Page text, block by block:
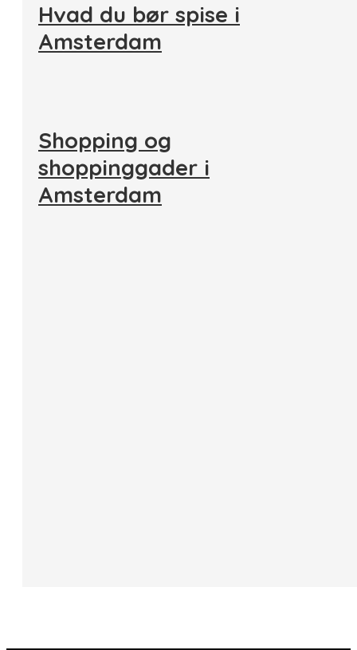
Hvad du bør spise i
Amsterdam
Shopping og
shoppinggader i
Amsterdam